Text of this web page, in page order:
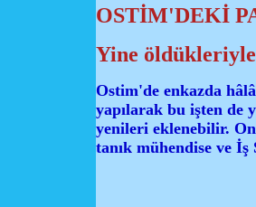
OSTİM'DEKİ
Yine
Ostim'de enkazda
yapılarak bu işten de
yenileri eklenebilir.
tanık mühendise ve